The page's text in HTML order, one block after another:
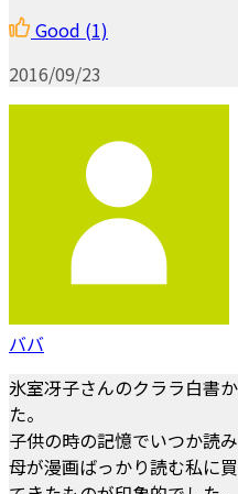
Good (1)
2016/09/23
ババ
氷室冴子さんのクララ白書
た。
子供の時の記憶でいつか読
母が漫画ばっかり読む私に